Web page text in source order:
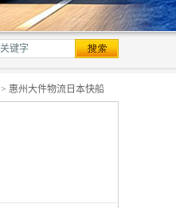
> 惠州大件物流日本快船